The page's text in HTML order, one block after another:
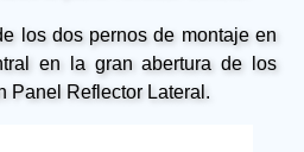
los dos pernos de montaje en
en la gran abertura de los
Panel Reflector Lateral.